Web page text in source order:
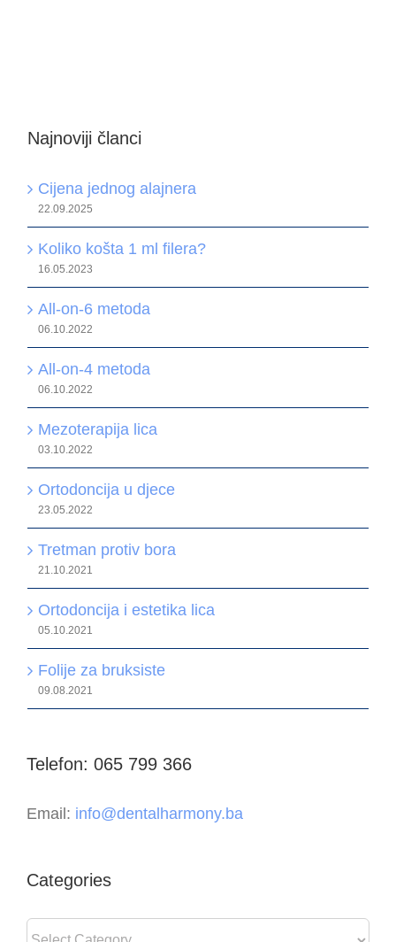
Najnoviji članci
Cijena jednog alajnera
22.09.2025
Koliko košta 1 ml filera?
16.05.2023
All-on-6 metoda
06.10.2022
All-on-4 metoda
06.10.2022
Mezoterapija lica
03.10.2022
Ortodoncija u djece
23.05.2022
Tretman protiv bora
21.10.2021
Ortodoncija i estetika lica
05.10.2021
Folije za bruksiste
09.08.2021
Telefon: 065 799 366
Email: info@dentalharmony.ba
Categories